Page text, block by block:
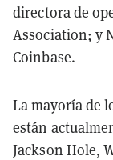
directora de
Association; y
Coinbase.
La mayoría de
están
Jackson Hole,